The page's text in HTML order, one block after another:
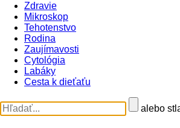
Zdravie
Mikroskop
Tehotenstvo
Rodina
Zaujímavosti
Cytológia
Labáky
Cesta k dieťaťu
alebo